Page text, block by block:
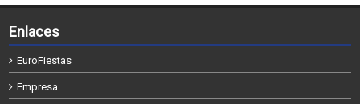
Enlaces
EuroFiestas
Empresa